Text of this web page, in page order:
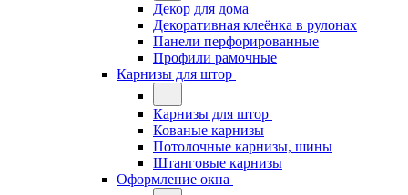
Декор для дома
Декоративная клеёнка в рулонах
Панели перфорированные
Профили рамочные
Карнизы для штор
Карнизы для штор
Кованые карнизы
Потолочные карнизы, шины
Штанговые карнизы
Оформление окна